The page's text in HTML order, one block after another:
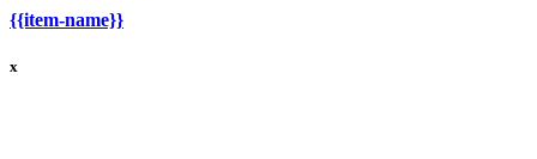
{{item-name}}
x